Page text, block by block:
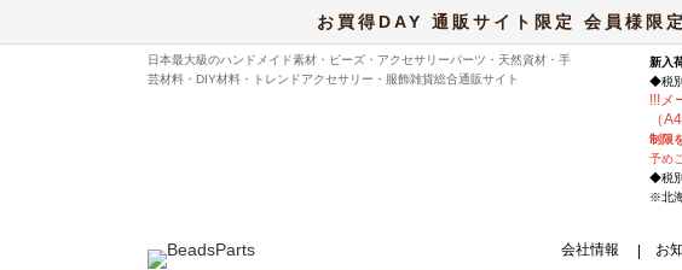
お買得DAY 通販サイト限定 会員様
日本最大級のハンドメイド素材・ビーズ・アクセサリーパーツ・天然資材・手
芸材料・DIY材料・トレンドアクセサリー・服飾雑貨総合通販サイト
新入
◆税
!!!メ
（
制限
予め
◆税
※北
会社情報 お